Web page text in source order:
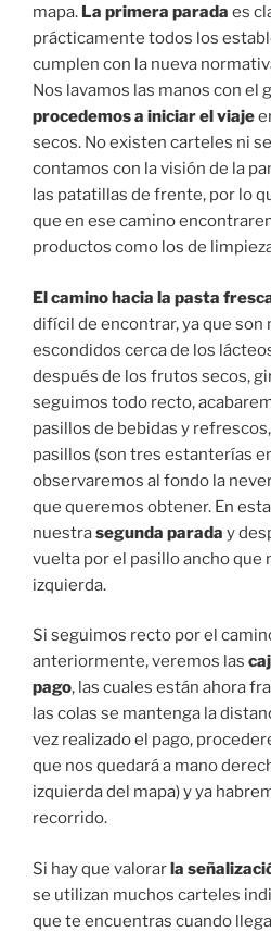
mapa. La primera parada es
prácticamente todos los
cumplen con la nueva
Nos lavamos las manos con el
procedemos a iniciar el viaje
secos. No existen carteles ni
contamos con la visión de la
las patatillas de frente, por lo
que en ese camino
productos como los de
El camino hacia la pasta
difícil de encontrar, ya que son
escondidos cerca de los
después de los frutos secos,
seguimos todo recto,
pasillos de bebidas y
pasillos (son tres estanterías
observaremos al fondo la
que queremos obtener. En
nuestrasegunda parada y
vuelta por el pasillo ancho que
izquierda.
Si seguimos recto por el
anteriormente, veremos las
pago, las cuales están ahora
las colas se mantenga la
vez realizado el pago,
que nos quedará a mano
izquierda del mapa) y ya
recorrido.
Si hay que valorarla
se utilizan muchos carteles
que te encuentras cuando